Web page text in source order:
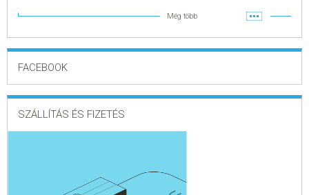
Még több
FACEBOOK
SZÁLLÍTÁS ÉS FIZETÉS